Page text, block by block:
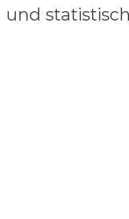
und